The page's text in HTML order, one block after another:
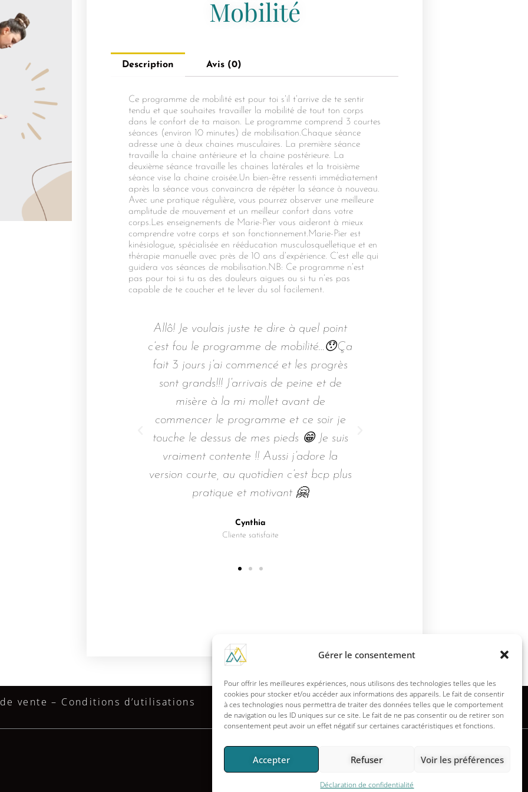
Gérer le consentement
Pour offrir les meilleures expériences, nous utilisons des technologies telles que les
cookies pour stocker et/ou accéder aux informations des appareils. Le fait de consentir
à ces technologies nous permettra de traiter des données telles que le comportement
de navigation ou les ID uniques sur ce site. Le fait de ne pas consentir ou de retirer son
consentement peut avoir un effet négatif sur certaines caractéristiques et fonctions.
Accepter Refuser Voir les préférences
Déclaration de confidentialité
Mobilité
Description Avis (0)
Ce programme de mobilité est pour toi s’il t’arrive de te sentir
tendu et que souhaites travailler la mobilité de tout ton corps
dans le confort de ta maison. Le programme comprend 3 courtes
séances (environ 10 minutes) de mobilisation.Chaque séance
adresse une à deux chaines musculaires. La première séance
travaille la chaine antérieure et la chaine postérieure. La
deuxième séance travaille les chaines latérales et la troisième
séance vise la chaine croisée.Un bien-être ressenti immédiatement
après la séance vous convaincra de répéter la séance à nouveau.
Avec une pratique régulière, vous pourrez observer une meilleure
amplitude de mouvement et un meilleur confort dans votre
corps.Les enseignements de Marie-Pier vous aideront à mieux
comprendre votre corps et son fonctionnement.Marie-Pier est
kinésiologue, spécialisée en rééducation musculosquelletique et en
thérapie manuelle avec près de 10 ans d’expérience. C’est elle qui
guidera vos séances de mobilisation.NB: Ce programme n’est
pas pour toi si tu as des douleurs aigues ou si tu n’es pas
capable de te coucher et te lever du sol facilement.
Allô! Je voulais juste te dire à quel point
c’est fou le programme de mobilité…😯Ça
fait 3 jours j’ai commencé et les progrès
sont grands!!! J’arrivais de peine et de
misère à la mi mollet avant de
commencer le programme et ce soir je
touche le dessus de mes pieds 😁 Je suis
vraiment contente !! Aussi j’adore la
version courte, au quotidien c’est bcp plus
pratique et motivant 🤗
Cynthia
Cliente satisfaite
vente – Conditions d’utilisations
Copyright © 2026